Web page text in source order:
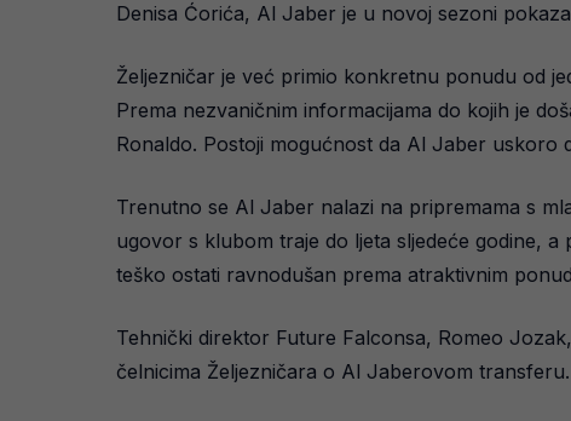
Denisa Ćorića, Al Jaber je u novoj sezoni
Željezničar je već primio konkretnu ponudu od
Prema nezvaničnim informacijama do kojih je
Ronaldo. Postoji mogućnost da Al Jaber uskoro
Trenutno se Al Jaber nalazi na pripremama s
ugovor s klubom traje do ljeta sljedeće godine,
teško ostati ravnodušan prema atraktivnim
Tehnički direktor Future Falconsa, Romeo
čelnicima Željezničara o Al Jaberovom transferu.